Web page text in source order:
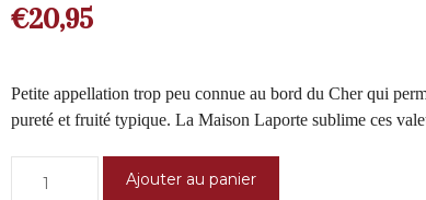
€20,95
Petite appellation trop peu connue au bord du Cher qui
pureté et fruité typique. La Maison Laporte sublime ces
Ajouter au panier